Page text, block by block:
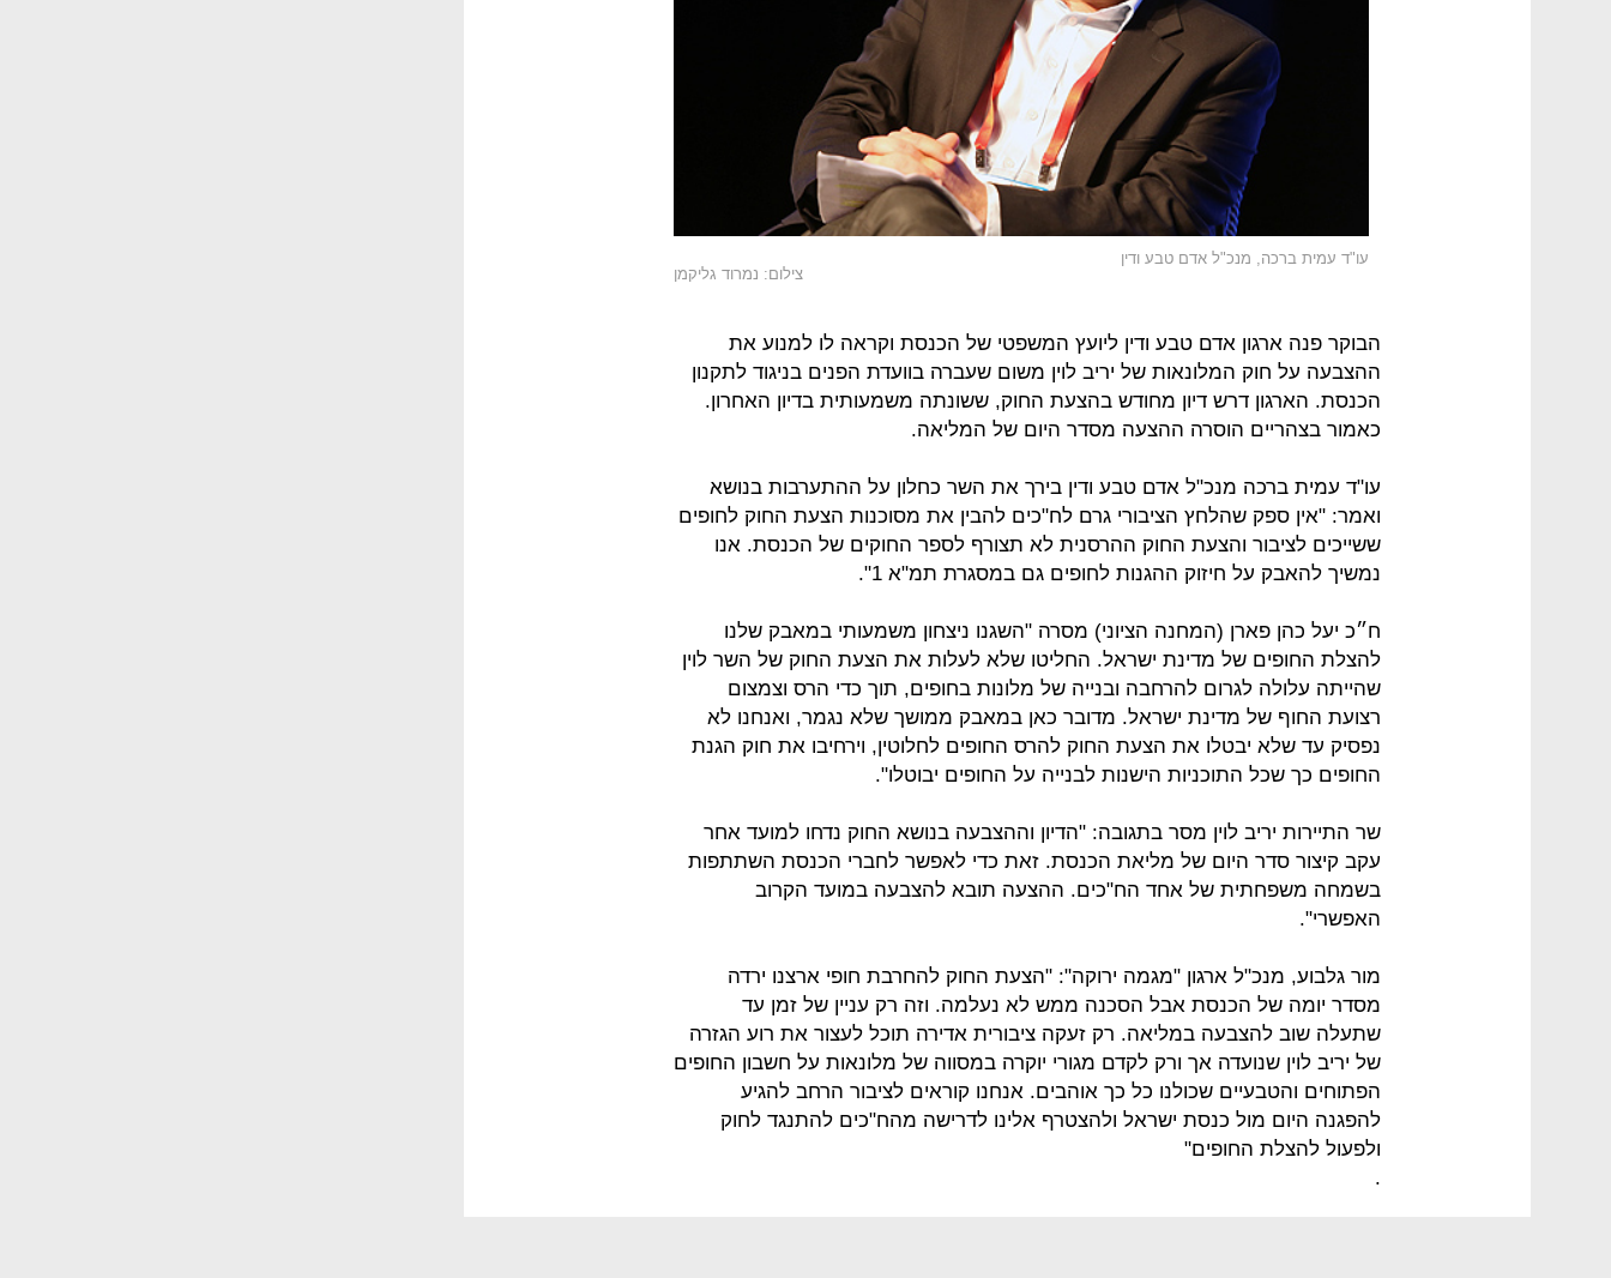
עו"ד עמית ברכה, מנכ"ל אדם טבע ודין
צילום: נמרוד גליקמן
הבוקר פנה ארגון אדם טבע ודין ליועץ המשפטי של הכנסת וקראה לו למנוע את
ההצבעה על חוק המלונאות של יריב לוין משום שעברה בוועדת הפנים בניגוד לתקנון
הכנסת. הארגון דרש דיון מחודש בהצעת החוק, ששונתה משמעותית בדיון האחרון.
כאמור בצהריים הוסרה ההצעה מסדר היום של המליאה.
עו"ד עמית ברכה מנכ"ל אדם טבע ודין בירך את השר כחלון על ההתערבות בנושא
ואמר: "אין ספק שהלחץ הציבורי גרם לח"כים להבין את מסוכנות הצעת החוק לחופים
ששייכים לציבור והצעת החוק ההרסנית לא תצורף לספר החוקים של הכנסת. אנו
נמשיך להאבק על חיזוק ההגנות לחופים גם במסגרת תמ"א 1".
ח״כ יעל כהן פארן (המחנה הציוני) מסרה "השגנו ניצחון משמעותי במאבק שלנו
להצלת החופים של מדינת ישראל. החליטו שלא לעלות את הצעת החוק של השר לוין
שהייתה עלולה לגרום להרחבה ובנייה של מלונות בחופים, תוך כדי הרס וצמצום
רצועת החוף של מדינת ישראל. מדובר כאן במאבק ממושך שלא נגמר, ואנחנו לא
נפסיק עד שלא יבטלו את הצעת החוק להרס החופים לחלוטין, וירחיבו את חוק הגנת
החופים כך שכל התוכניות הישנות לבנייה על החופים יבוטלו".
שר התיירות יריב לוין מסר בתגובה: "הדיון וההצבעה בנושא החוק נדחו למועד אחר
עקב קיצור סדר היום של מליאת הכנסת. זאת כדי לאפשר לחברי הכנסת השתתפות
בשמחה משפחתית של אחד הח"כים. ההצעה תובא להצבעה במועד הקרוב
האפשרי".
מור גלבוע, מנכ"ל ארגון "מגמה ירוקה": "הצעת החוק להחרבת חופי ארצנו ירדה
מסדר יומה של הכנסת אבל הסכנה ממש לא נעלמה. וזה רק עניין של זמן עד
שתעלה שוב להצבעה במליאה. רק זעקה ציבורית אדירה תוכל לעצור את רוע הגזרה
של יריב לוין שנועדה אך ורק לקדם מגורי יוקרה במסווה של מלונאות על חשבון החופים
הפתוחים והטבעיים שכולנו כל כך אוהבים. אנחנו קוראים לציבור הרחב להגיע
להפגנה היום מול כנסת ישראל ולהצטרף אלינו לדרישה מהח"כים להתנגד לחוק
ולפעול להצלת החופים"
.